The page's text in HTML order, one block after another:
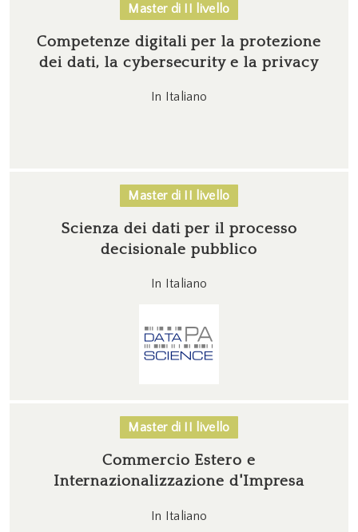
Master di II livello
Competenze digitali per la protezione
dei dati, la cybersecurity e la privacy
In Italiano
Master di II livello
Scienza dei dati per il processo
decisionale pubblico
In Italiano
Master di II livello
Commercio Estero e
Internazionalizzazione d'Impresa
In Italiano